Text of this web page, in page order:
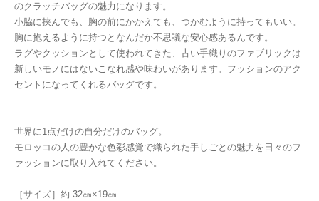
のクラッチバッグの魅力になります。
小脇に挟んでも、胸の前にかかえても、つかむように持ってもいい。
胸に抱えるように持つとなんだか不思議な安心感あるんです。
ラグやクッションとして使われてきた、古い手織りのファブリックは
新しいモノにはないこなれ感や味わいがあります。フッションのアク
セントになってくれるバッグです。
世界に1点だけの自分だけのバッグ。
モロッコの人の豊かな色彩感覚で織られた手しごとの魅力を日々のフ
ァッションに取り入れてください。
［サイズ］約 32㎝×19㎝